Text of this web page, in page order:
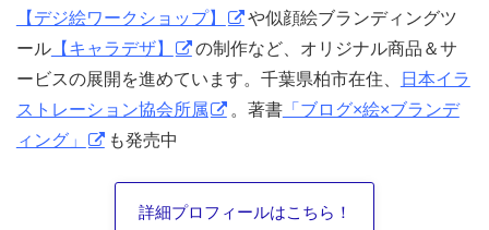
【デジ絵ワークショップ】
や似顔絵ブランディングツ
ール【キャラデザ】
の制作など、オリジナル商品＆サ
ービスの展開を進めています。千葉県柏市在住、
日本イラ
ストレーション協会所属
。著書「ブログ×絵×ブランデ
ィング」
も発売中
詳細プロフィールはこちら！